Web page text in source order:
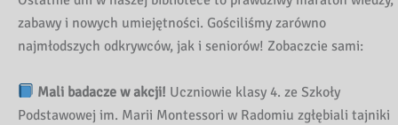
zabawy i nowych umiejętności. Gościliśmy zarówno
najmłodszych odkrywców, jak i seniorów! Zobaczcie sami:
Mali badacze w akcji! Uczniowie klasy 4. ze Szkoły
Podstawowej im. Marii Montessori w Radomiu zgłębiali tajniki